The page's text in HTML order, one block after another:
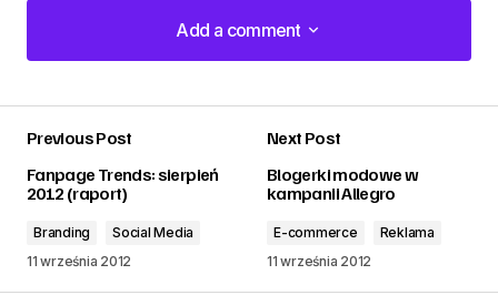
Add a comment
Add a comment
Previous Post
Fanpage Trends: sierpień
2012 (raport)
Branding
Social Media
11 września 2012
Next Post
Blogerki modowe w
kampanii Allegro
E-commerce
Reklama
11 września 2012